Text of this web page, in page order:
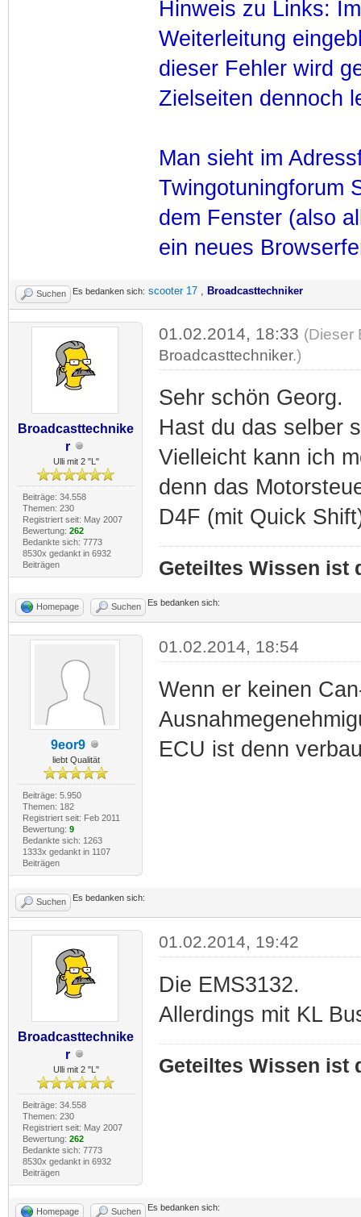
Hinweis zu Links:
Weiterleitung
dieser Fehler wird
Zielseiten dennoch
Man sieht im
Twingotuningforum
dem Fenster (also
ein neues
Suchen Es bedanken sich: scooter 17 Broadcasttechniker
Broadcasttechnike
r
Ulli mit 2 "L"
Beiträge: 34.558
Themen: 230
Registriert seit: May 2007
Bewertung: 262
Bedankte sich: 7773
8530x gedankt in 6932
Beiträgen
01.02.2014, 18:33 (Dieser
Broadcasttechniker.)
Sehr schön Georg.
Hast du das selber
Vielleicht kann ich
denn das
D4F (mit Quick
Geteiltes Wissen ist
Homepage Suchen Es bedanken sich:
9eor9
liebt Qualität
Beiträge: 5.950
Themen: 182
Registriert seit: Feb 2011
Bewertung: 9
Bedankte sich: 1263
1333x gedankt in 1107
Beiträgen
01.02.2014, 18:54
Wenn er keinen
ECU ist denn
Suchen Es bedanken sich:
Broadcasttechnike
r
Ulli mit 2 "L"
Beiträge: 34.558
Themen: 230
Registriert seit: May 2007
Bewertung: 262
Bedankte sich: 7773
8530x gedankt in 6932
Beiträgen
01.02.2014, 19:42
Die EMS3132.
Allerdings mit KL
Geteiltes Wissen ist
Homepage Suchen Es bedanken sich: